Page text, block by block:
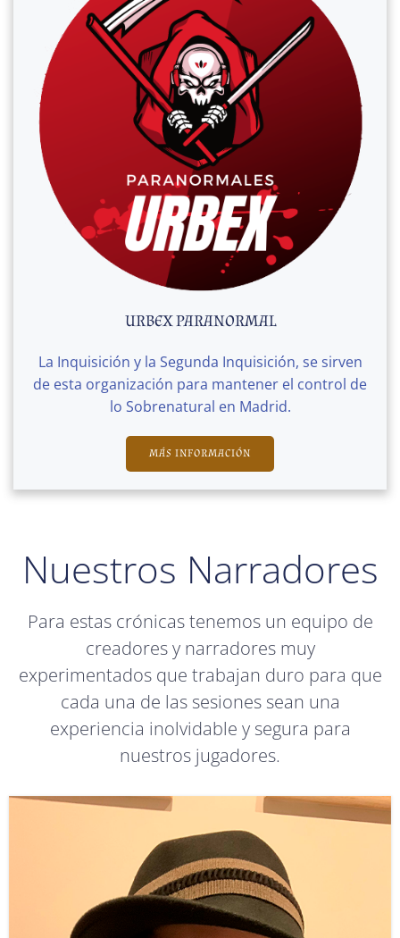
URBEX PARANORMAL
La Inquisición y la Segunda Inquisición, se sirven
de esta organización para mantener el control de
lo Sobrenatural en Madrid.
MÁS INFORMACIÓN
Nuestros Narradores
Para estas crónicas tenemos un equipo de
creadores y narradores muy
experimentados que trabajan duro para que
cada una de las sesiones sean una
experiencia inolvidable y segura para
nuestros jugadores.